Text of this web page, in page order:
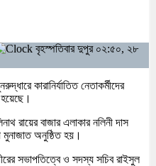
বৃহস্পতিবার দুপুর ০২:৫০, ২৮
কারানির্যাতিত নেতাকর্মীদের
রায়ের বাজার এলাকার নলিনী দাস
মুনাজাত অনুষ্ঠিত হয়।
সভাপতিত্বে ও সদস্য সচিব রাইসুল